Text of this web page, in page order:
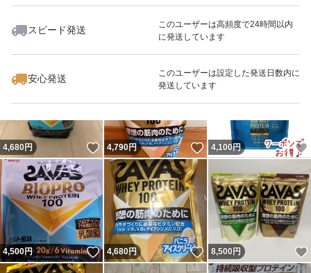
スピード発送
このユーザーは高頻度で24時間以内
に発送しています
安心発送
このユーザーは設定した発送日数内に
発送しています
いいね！
4,100
4,680円 いいね！
4,790円 いいね！
4,100円
4,500円 いいね！
4,680円 いいね！
8,500円